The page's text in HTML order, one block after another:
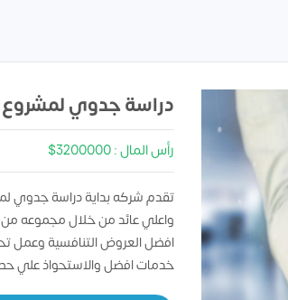
دراسة جدوي لمشروع
رأس المال : 3200000$
تقدم شركه بداية دراسة جدوي
واعلي عائد من خلال مجموعه من
افضل العروض التنافسية وعمل
خدمات افضل والاستحواذ علي